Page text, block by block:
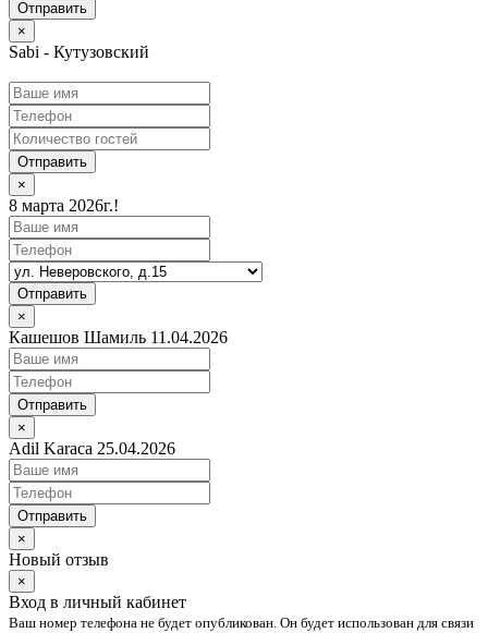
×
Sabi - Кутузовский
Отправить
×
8 марта 2026г.!
Отправить
×
Кашешов Шамиль 11.04.2026
Отправить
×
Adil Karaca 25.04.2026
Отправить
×
Новый отзыв
×
Вход в личный кабинет
Ваш номер телефона не будет опубликован. Он будет использован для связи